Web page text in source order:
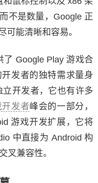
不是数量，Google 正
可能清晰和容易。
了 Google Play 游戏合
发者的独特需求量身
开发者，它也有许多
开发者峰会的一部分，
游戏开发扩展，它将
中直接为 Android 构
叉兼容性。